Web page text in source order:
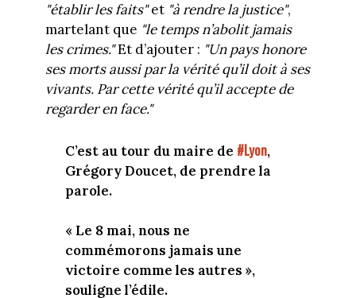
"établir les faits"et "à rendre la justice",
martelant que "le temps n’abolit jamais
les crimes."Et d’ajouter : "Un pays honore
ses morts aussi par la vérité qu’il doit à ses
vivants. Par cette vérité qu’il accepte de
regarder en face."
C’est au tour du maire de #Lyon,
Grégory Doucet, de prendre la
parole.
« Le 8 mai, nous ne
commémorons jamais une
victoire comme les autres »,
souligne l’édile.